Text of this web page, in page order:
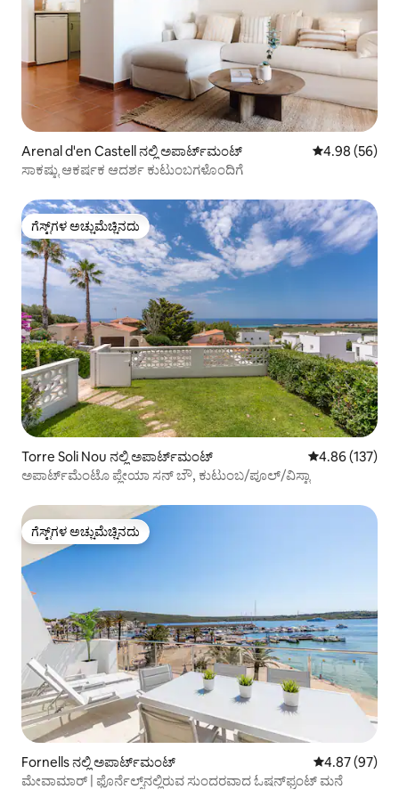
Arenal d'en Castell ನಲ್ಲಿ ಅಪಾರ್ಟ್‌ಮಂಟ್ 5 ರಲ್ಲಿ 4.98
4.98 (56)
ಸಾಕಷ್ಟು ಆಕರ್ಷಕ ಆದರ್ಶ ಕುಟುಂಬಗಳೊಂದಿಗೆ
ಗೆಸ್ಟ್‌ಗಳ ಅಚ್ಚುಮೆಚ್ಚಿನದು
ಗೆಸ್ಟ್‌ಗಳ ಅಚ್ಚುಮೆಚ್ಚಿನದು
Torre Soli Nou ನಲ್ಲಿ ಅಪಾರ್ಟ್‌ಮಂಟ್ 5 ರಲ್ಲಿ 4.86
4.86 (137)
ಅಪಾರ್ಟ್‌ಮೆಂಟೊ ಪ್ಲೇಯಾ ಸನ್ ಬೌ, ಕುಟುಂಬ/ಪೂಲ್/ವಿಸ್ಟಾ
ಗೆಸ್ಟ್‌ಗಳ ಅಚ್ಚುಮೆಚ್ಚಿನದು
ಗೆಸ್ಟ್‌ಗಳ ಅಚ್ಚುಮೆಚ್ಚಿನದು
Fornells ನಲ್ಲಿ ಅಪಾರ್ಟ್‌ಮಂಟ್ 5 ರಲ್ಲಿ 4.87
4.87 (97)
ಮೇವಾಮಾರ್ | ಫೊರ್ನೆಲ್ಸ್‌ನಲ್ಲಿರುವ ಸುಂದರವಾದ ಓಷನ್‌ಫ್ರಂಟ್ ಮನೆ